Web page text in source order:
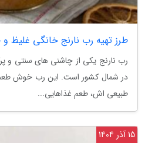
طرز تهیه رب نارنج خانگی
رب نارنج یکی از چاشنی های سنتی و
در شمال کشور است. این رب خوش
طبیعی اش، طعم غذاهایی...
15 آذر 1404